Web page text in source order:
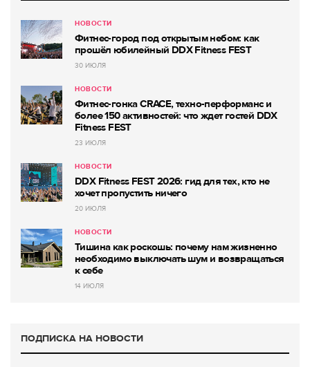
НОВОСТИ
Фитнес-город под открытым небом: как
прошёл юбилейный DDX Fitness FEST
30 ИЮЛЯ
НОВОСТИ
Фитнес-гонка CRACE, техно-перформанс и
более 150 активностей: что ждет гостей DDX
Fitness FEST
23 ИЮЛЯ
НОВОСТИ
DDX Fitness FEST 2026: гид для тех, кто не
хочет пропустить ничего
20 ИЮЛЯ
НОВОСТИ
Тишина как роскошь: почему нам жизненно
необходимо выключать шум и возвращаться
к себе
14 ИЮЛЯ
ПОДПИСКА НА НОВОСТИ